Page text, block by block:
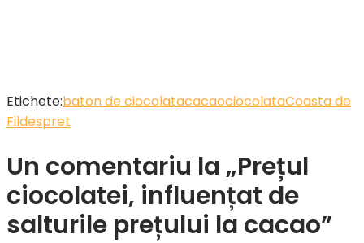
Etichete:baton de ciocolatacacaociocolataCoasta de
Fildespret
Un comentariu la „Prețul
ciocolatei, influențat de
salturile prețului la cacao”